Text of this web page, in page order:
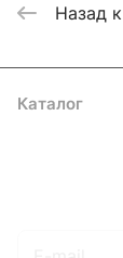
Назад
Каталог